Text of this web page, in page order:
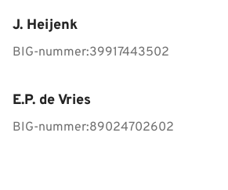
J. Heijenk
BIG-nummer:39917443502
E.P. de Vries
BIG-nummer:89024702602